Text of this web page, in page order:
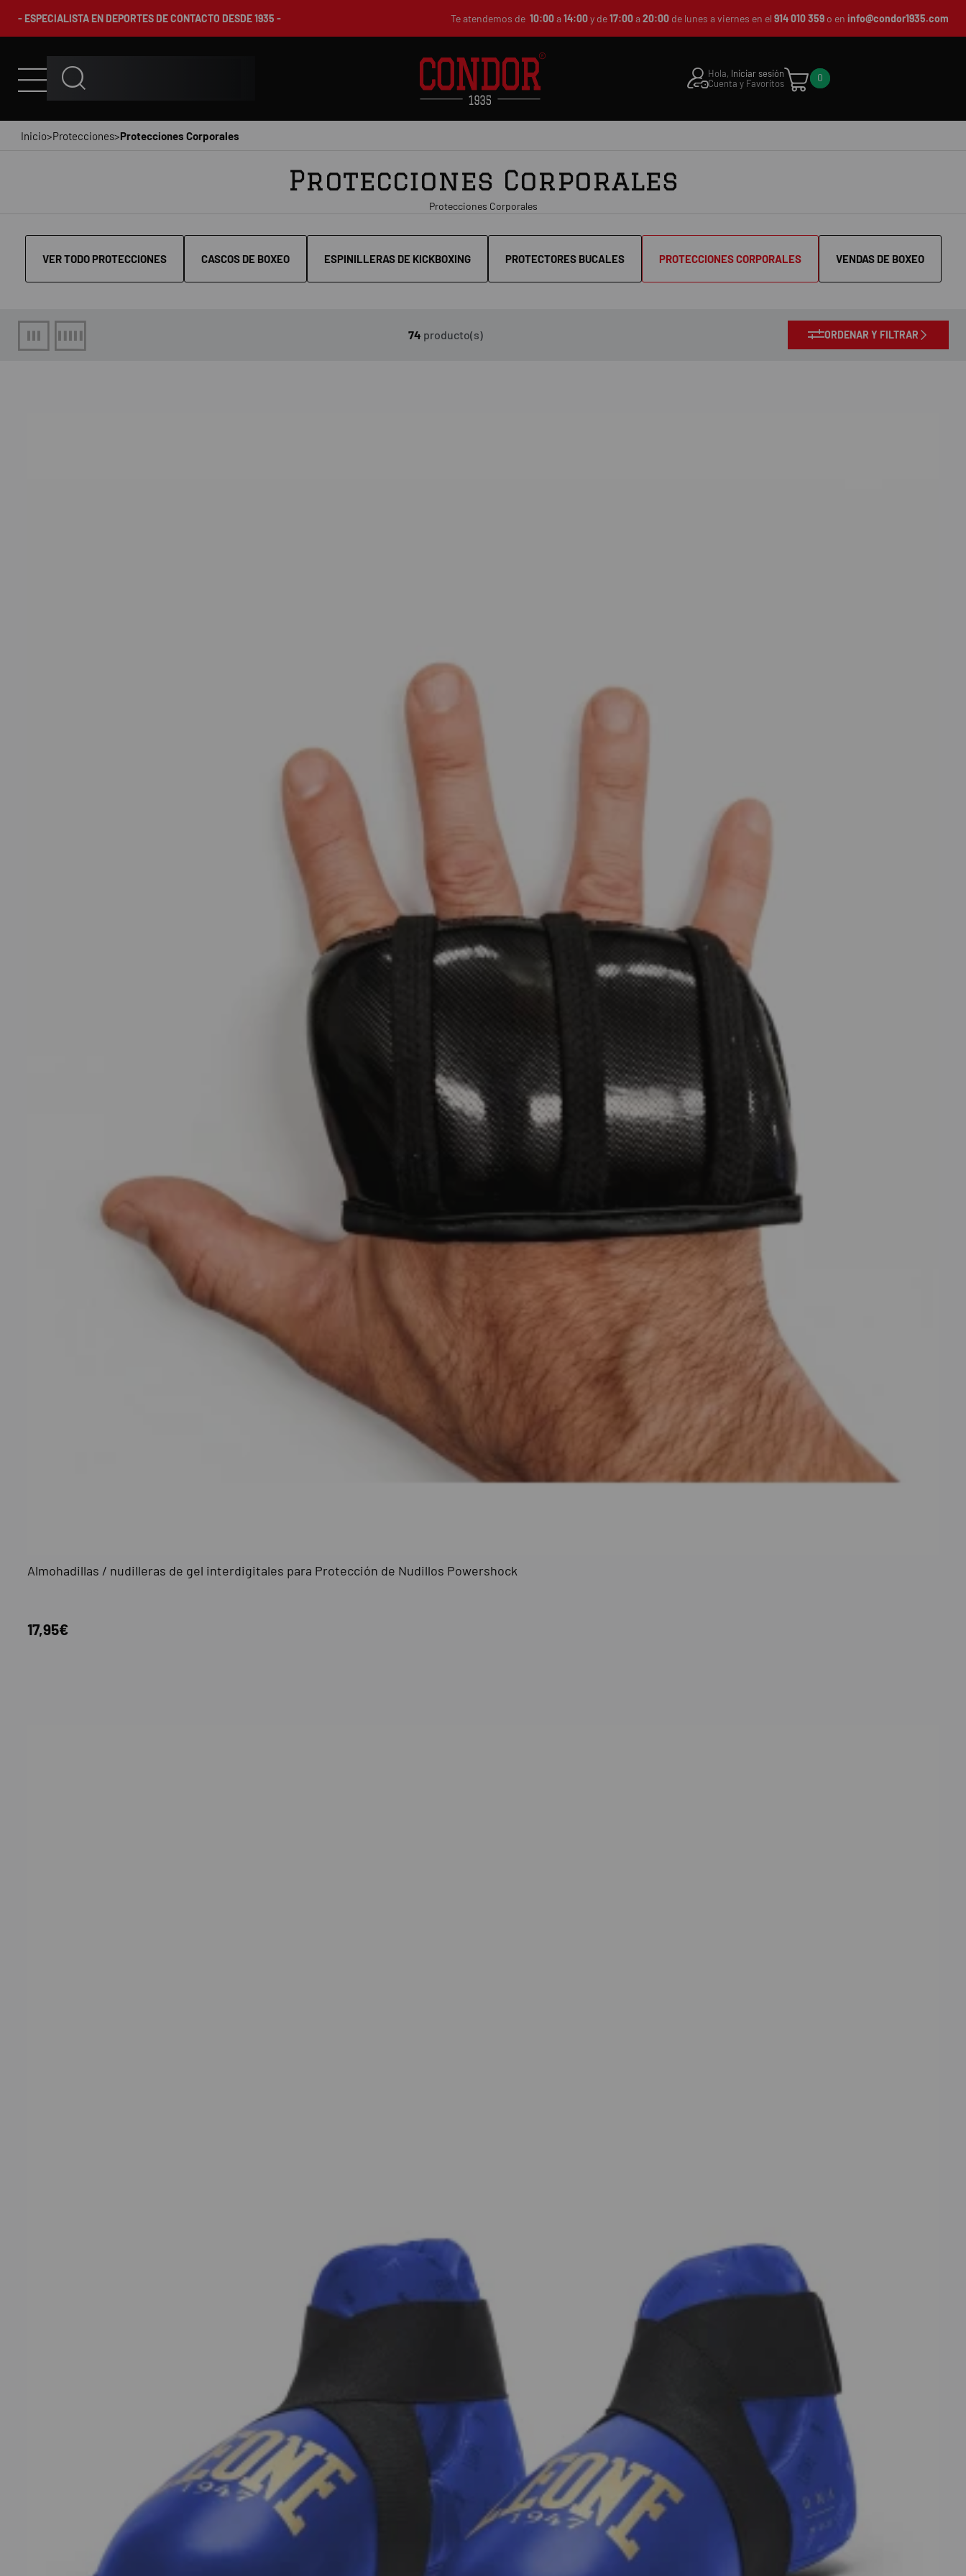
- ESPECIALISTA EN DEPORTES DE CONTACTO DESDE 1935 - Te atendemos de 10:00a14:00y de17:00a20:00de lunes a viernes en el 914 010 359o en info@condor1935.com
Hola, Iniciar sesión
Cuenta y Favoritos
0
Inicio>Protecciones>Protecciones Corporales
Protecciones Corporales
Protecciones Corporales
VER TODO PROTECCIONES CASCOS DE BOXEO ESPINILLERAS DE KICKBOXING PROTECTORES BUCALES PROTECCIONES CORPORALES VENDAS DE BOXEO
74 producto(s) ORDENAR Y FILTRAR
Almohadillas / nudilleras de gel interdigitales para Protección de Nudillos Powershock
17,95€